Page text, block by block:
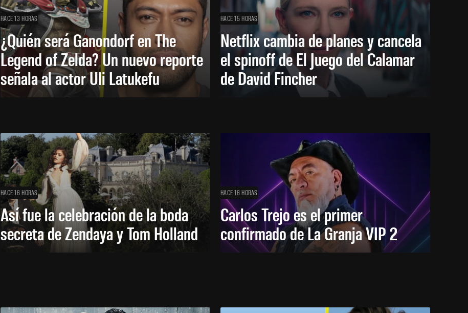
HACE 13 HORAS
¿Quién será Ganondorf en The
Legend of Zelda? Un nuevo reporte
señala al actor Uli Latukefu
HACE 15 HORAS
Netflix cambia de planes y cancela
el spinoff de El Juego del Calamar
de David Fincher
HACE 16 HORAS
Así fue la celebración de la boda
secreta de Zendaya y Tom Holland
HACE 16 HORAS
Carlos Trejo es el primer
confirmado de La Granja VIP 2